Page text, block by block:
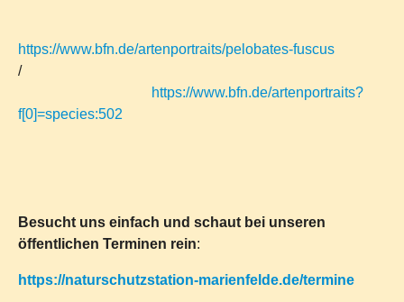
https://www.bfn.de/artenportraits/pelobates-fuscus
/
https://www.bfn.de/artenportraits?
f[0]=species:502
Besucht uns einfach und schaut bei unseren
öffentlichen Terminen rein:
https://naturschutzstation-marienfelde.de/termine